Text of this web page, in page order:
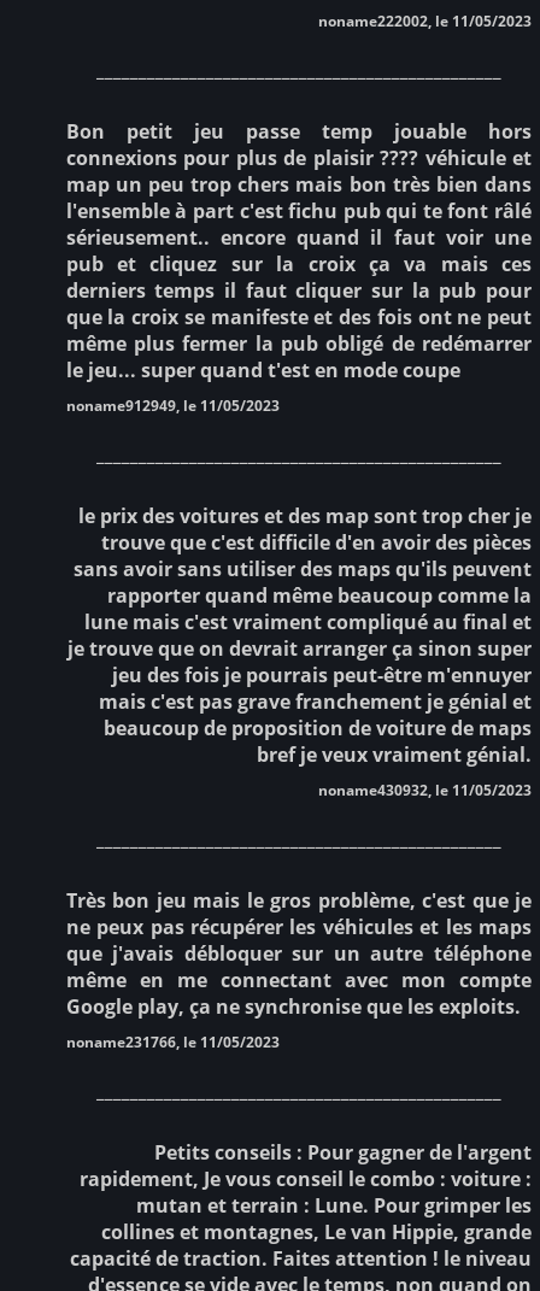
noname222002, le 11/05/2023
Bon petit jeu passe temp jouable hors
connexions pour plus de plaisir ???? véhicule et
map un peu trop chers mais bon très bien dans
l'ensemble à part c'est fichu pub qui te font râlé
sérieusement.. encore quand il faut voir une
pub et cliquez sur la croix ça va mais ces
derniers temps il faut cliquer sur la pub pour
que la croix se manifeste et des fois ont ne peut
même plus fermer la pub obligé de redémarrer
le jeu... super quand t'est en mode coupe
noname912949, le 11/05/2023
le prix des voitures et des map sont trop cher je
trouve que c'est difficile d'en avoir des pièces
sans avoir sans utiliser des maps qu'ils peuvent
rapporter quand même beaucoup comme la
lune mais c'est vraiment compliqué au final et
je trouve que on devrait arranger ça sinon super
jeu des fois je pourrais peut-être m'ennuyer
mais c'est pas grave franchement je génial et
beaucoup de proposition de voiture de maps
bref je veux vraiment génial.
noname430932, le 11/05/2023
Très bon jeu mais le gros problème, c'est que je
ne peux pas récupérer les véhicules et les maps
que j'avais débloquer sur un autre téléphone
même en me connectant avec mon compte
Google play, ça ne synchronise que les exploits.
noname231766, le 11/05/2023
Petits conseils : Pour gagner de l'argent
rapidement, Je vous conseil le combo : voiture :
mutan et terrain : Lune. Pour grimper les
collines et montagnes, Le van Hippie, grande
capacité de traction. Faites attention ! le niveau
d'essence se vide avec le temps, non quand on